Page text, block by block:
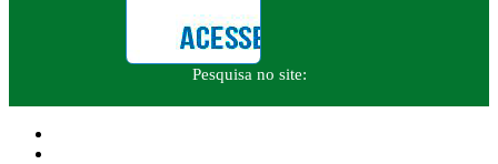
Pesquisa no site: